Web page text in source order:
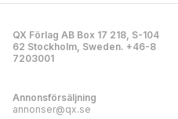
QX Förlag AB Box 17 218, S-104
62 Stockholm, Sweden. +46-8
7203001
Annonsförsäljning
annonser@qx.se